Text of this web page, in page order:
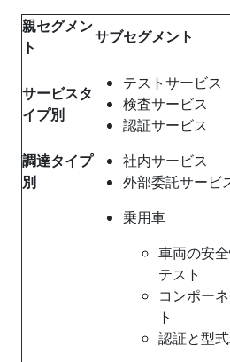
親セグメン
ト
サブセグメント
サービスタ
イプ別
テストサービス
検査サービス
認証サービス
調達タイプ
別
社内サービス
外部委託サービ
乗用車
車両の安
テスト
コンポー
ト
認証と型